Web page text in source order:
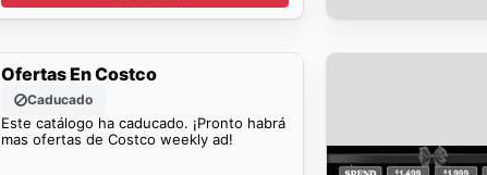
Ofertas En Costco
Caducado
Este catálogo ha caducado. ¡Pronto habrá
mas ofertas de Costco weekly ad!